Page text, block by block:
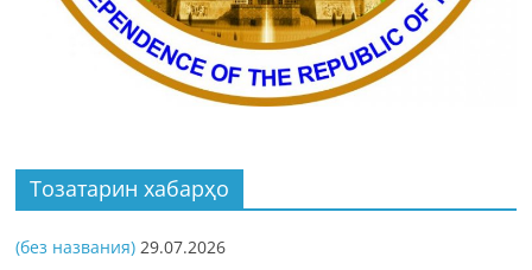
Тозатарин хабарҳо
(без названия) 29.07.2026